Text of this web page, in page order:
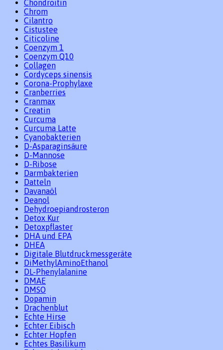
Chondroitin
Chrom
Cilantro
Cistustee
Citicoline
Coenzym 1
Coenzym Q10
Collagen
Cordyceps sinensis
Corona-Prophylaxe
Cranberries
Cranmax
Creatin
Curcuma
Curcuma Latte
Cyanobakterien
D-Asparaginsäure
D-Mannose
D-Ribose
Darmbakterien
Datteln
Davanaöl
Deanol
Dehydroepiandrosteron
Detox Kur
Detoxpflaster
DHA und EPA
DHEA
Digitale Blutdruckmessgeräte
DiMethylAminoEthanol
DL-Phenylalanine
DMAE
DMSO
Dopamin
Drachenblut
Echte Hirse
Echter Eibisch
Echter Hopfen
Echtes Basilikum